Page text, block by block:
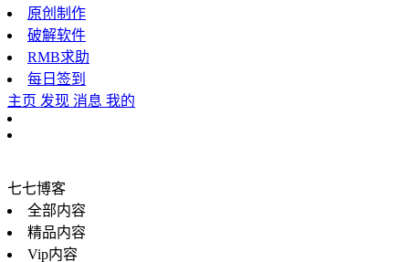
原创制作
破解软件
RMB求助
每日签到
主页 发现 消息 我的
七七博客
全部内容
精品内容
Vip内容